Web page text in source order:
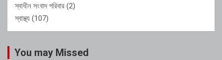
স্বাধীন সংবাদ পরিবার (2)
স্বাস্থ্য (107)
You may Missed